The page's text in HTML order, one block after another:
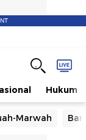
Hukum
Marwah